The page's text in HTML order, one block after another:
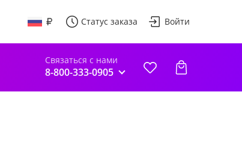
Статус заказа Войти
Связаться с нами
8-800-333-0905